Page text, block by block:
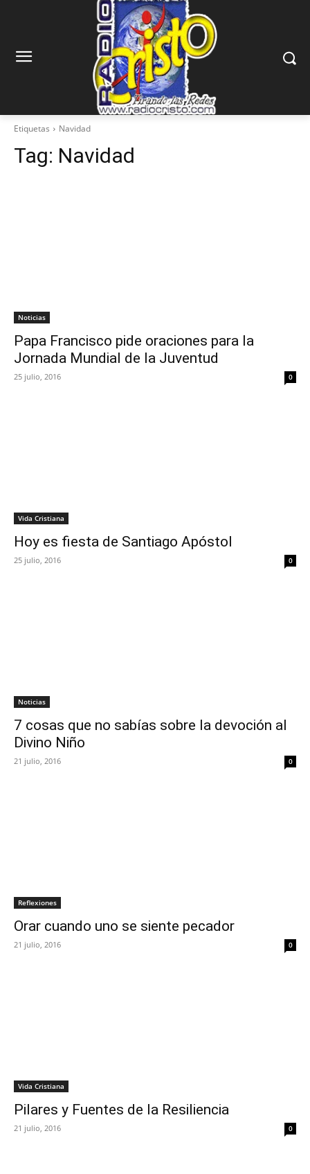
Etiquetas Navidad
Tag: Navidad
Noticias
Papa Francisco pide oraciones para la
Jornada Mundial de la Juventud
25 julio, 2016 0
Vida Cristiana
Hoy es fiesta de Santiago Apóstol
25 julio, 2016 0
Noticias
7 cosas que no sabías sobre la devoción al
Divino Niño
21 julio, 2016 0
Reflexiones
Orar cuando uno se siente pecador
21 julio, 2016 0
Vida Cristiana
Pilares y Fuentes de la Resiliencia
21 julio, 2016 0